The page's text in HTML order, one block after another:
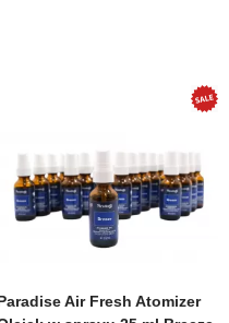
Air Fresh Atomizer